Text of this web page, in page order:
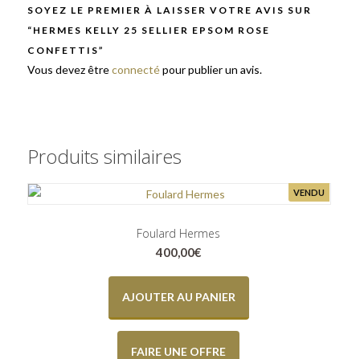
SOYEZ LE PREMIER À LAISSER VOTRE AVIS SUR
“HERMES KELLY 25 SELLIER EPSOM ROSE
CONFETTIS”
Vous devez êtreconnectépour publier un avis.
Produits similaires
VENDU
Foulard Hermes
400,00€
AJOUTER AU PANIER
FAIRE UNE OFFRE